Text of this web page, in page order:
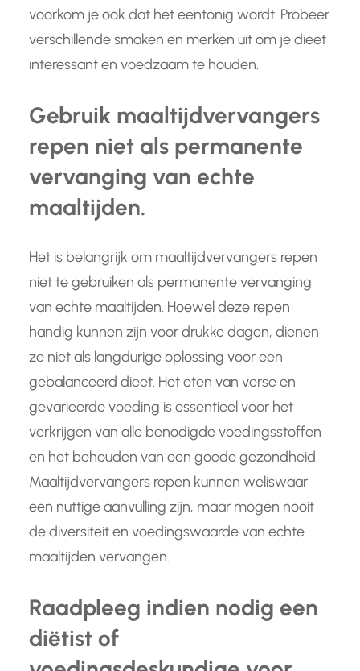
voorkom je ook dat het eentonig wordt. Probeer
verschillende smaken en merken uit om je dieet
interessant en voedzaam te houden.
Gebruik maaltijdvervangers
repen niet als permanente
vervanging van echte
maaltijden.
Het is belangrijk om maaltijdvervangers repen
niet te gebruiken als permanente vervanging
van echte maaltijden. Hoewel deze repen
handig kunnen zijn voor drukke dagen, dienen
ze niet als langdurige oplossing voor een
gebalanceerd dieet. Het eten van verse en
gevarieerde voeding is essentieel voor het
verkrijgen van alle benodigde voedingsstoffen
en het behouden van een goede gezondheid.
Maaltijdvervangers repen kunnen weliswaar
een nuttige aanvulling zijn, maar mogen nooit
de diversiteit en voedingswaarde van echte
maaltijden vervangen.
Raadpleeg indien nodig een
diëtist of